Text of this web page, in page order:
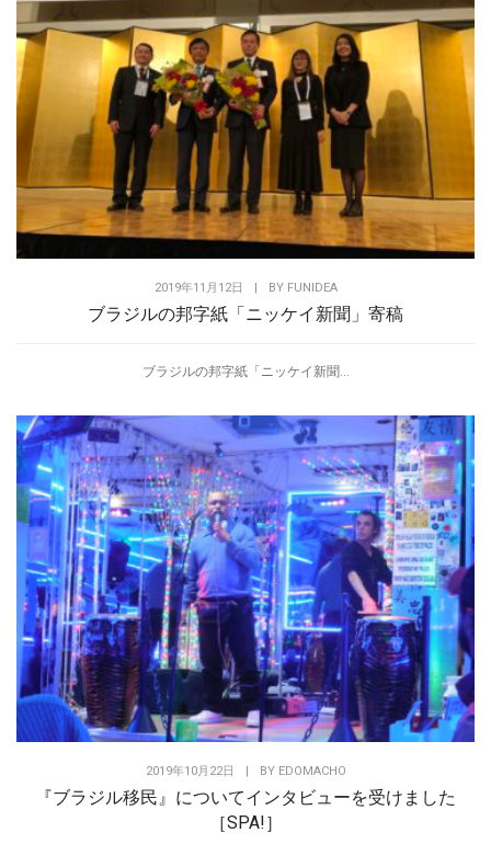
2019年11月12日 | BY FUNIDEA
ブラジルの邦字紙「ニッケイ新聞」寄稿
ブラジルの邦字紙「ニッケイ新聞...
2019年10月22日 BY EDOMACHO
『ブラジル移民』についてインタビューを受けました
［SPA!］